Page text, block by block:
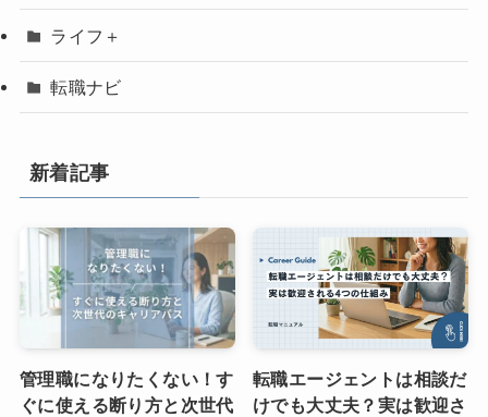
ライフ＋
転職ナビ
新着記事
管理職になりたくない！す
ぐに使える断り方と次世代
転職エージェントは相談だ
けでも大丈夫？実は歓迎さ